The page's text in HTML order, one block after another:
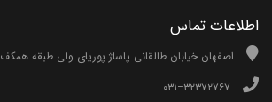
اطلاعات تماس
اصفهان خیابان طالقانی پاساژ پوریای ولی طبقه